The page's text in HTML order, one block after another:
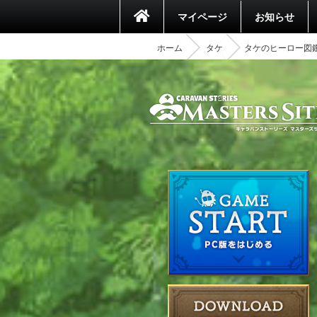
マイページ お知らせ
ホーム タケ タケのヒーロー図